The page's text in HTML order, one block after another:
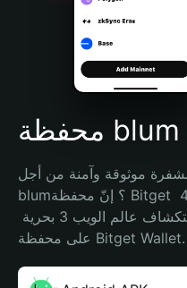
Português (Brasil)
Español (Argentina)
محفظة blum
موثوقة وآمنة من أجل
blum؟ إنّ محفظة Bitget خيارك الأفضل. حيث يثق بها 40